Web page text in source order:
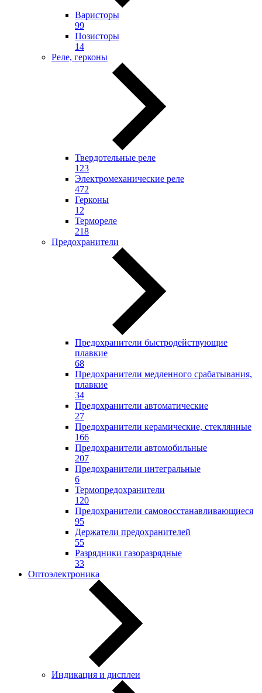
Варисторы
99
Позисторы
14
Реле, герконы
Твердотельные реле
123
Электромеханические реле
472
Герконы
12
Термореле
218
Предохранители
Предохранители быстродействующие
плавкие
68
Предохранители медленного срабатывания,
плавкие
34
Предохранители автоматические
27
Предохранители керамические, стеклянные
166
Предохранители автомобильные
207
Предохранители интегральные
6
Термопредохранители
120
Предохранители самовосстанавливающиеся
95
Держатели предохранителей
55
Разрядники газоразрядные
33
Оптоэлектроника
Индикация и дисплеи